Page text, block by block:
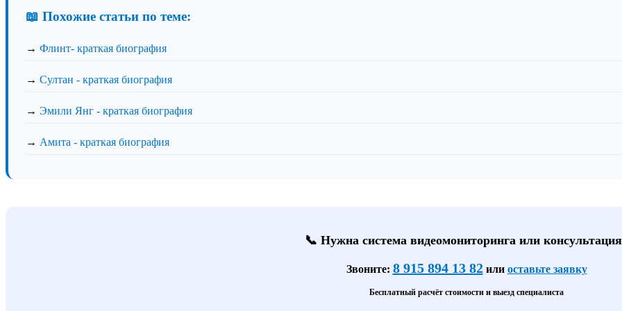
📖 Похожие статьи по теме:
→ Флинт- краткая биография
→ Султан - краткая биография
→ Эмили Янг - краткая биография
→ Амита - краткая биография
📞 Нужна система видеомониторинга или
Звоните: 8 915 894 13 82или оставьте заявку
Бесплатный расчёт стоимости и выезд специалиста